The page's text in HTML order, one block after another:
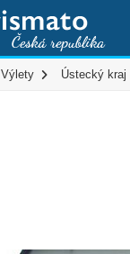
Výlety Ústecký kraj